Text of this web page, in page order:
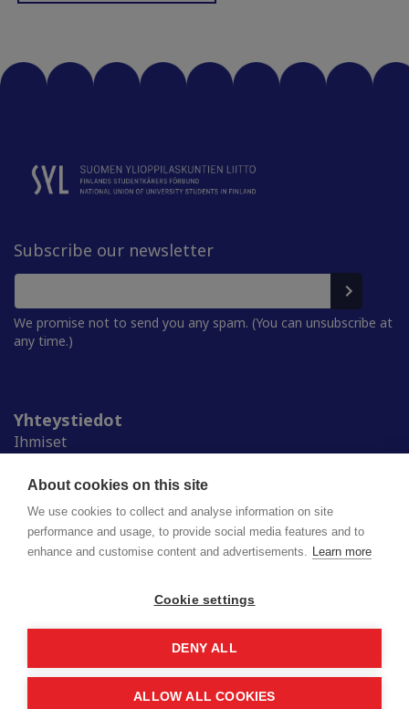
About cookies on this site
We use cookies to collect and analyse information on site
performance and usage, to provide social media features and to
enhance and customise content and advertisements. Learn more
Cookie settings
DENY ALL
ALLOW ALL COOKIES
Subscribe our newsletter
We promise not to send you any spam. (You can unsubscribe at
any time.)
Yhteystiedot
Ihmiset
Ylioppilaskunnat
Alumnille
Suomen ylioppilaskuntien liitto (SYL) ry
Privacy policy
Saavutettavuusseloste
© 2026 SYL. Created byValve